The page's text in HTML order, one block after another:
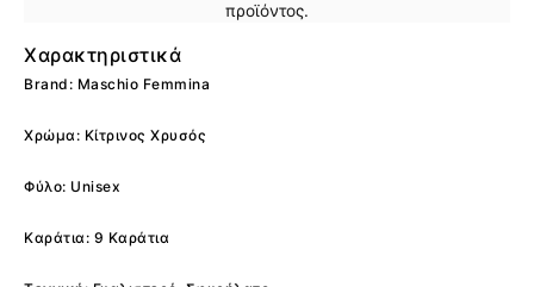
προϊόντος.
Χαρακτηριστικά
Brand: Maschio Femmina
Χρώμα: Κίτρινος Χρυσός
Φύλο: Unisex
Καράτια: 9 Καράτια